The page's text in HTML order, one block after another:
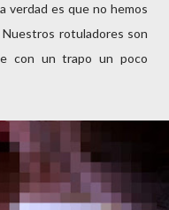
verdad es que no hemos
rotuladores son
con un trapo un poco